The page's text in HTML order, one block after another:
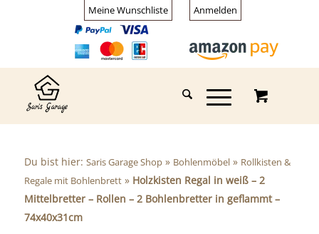
Meine Wunschliste Anmelden
Du bist hier: Saris Garage Shop» Bohlenmöbel» Rollkisten &
Regale mit Bohlenbrett» Holzkisten Regal in weiß – 2
Mittelbretter – Rollen – 2 Bohlenbretter in geflammt –
74x40x31cm